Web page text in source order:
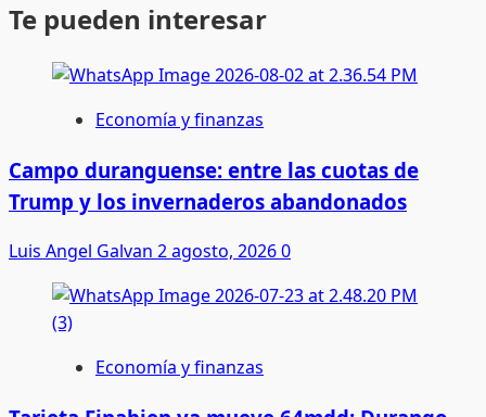
Te pueden interesar
Economía y finanzas
Campo duranguense: entre las cuotas de
Trump y los invernaderos abandonados
Luis Angel Galvan 2 agosto, 20260
Economía y finanzas